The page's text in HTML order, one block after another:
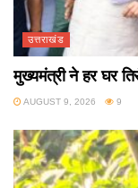
उत्तराखंड
मुख्यमंत्री ने हर घर
AUGUST 9, 2026 9